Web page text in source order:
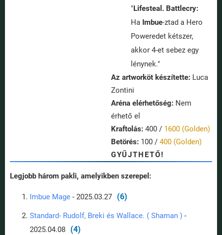
"Lifesteal. Battlecry:
Ha Imbue-ztad a Hero
Poweredet kétszer,
akkor 4-et sebez egy
lénynek."
Az artworköt készítette: Luca
Zontini
Aréna elérhetőség: Nem
érhető el
Kraftolás: 400 / 1600 (Golden)
Betörés: 100 / 400 (Golden)
GYŰJTHETŐ!
Legjobb három pakli, amelyikben szerepel:
Imbue Mage - 2025.03.27 (6)
Standard- Rudolf, Breki és Wallace. ( Shaman ) -
2025.04.08
(4)